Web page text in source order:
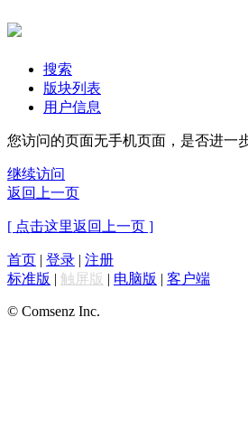
搜索
版块列表
用户信息
您访问的页面无手机页面，是否进一
继续访问
返回上一页
[ 点击这里返回上一页 ]
首页 | 登录 | 注册
标准版 | 触屏版 | 电脑版 | 客户端
© Comsenz Inc.